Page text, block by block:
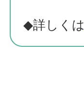
◆詳しくは